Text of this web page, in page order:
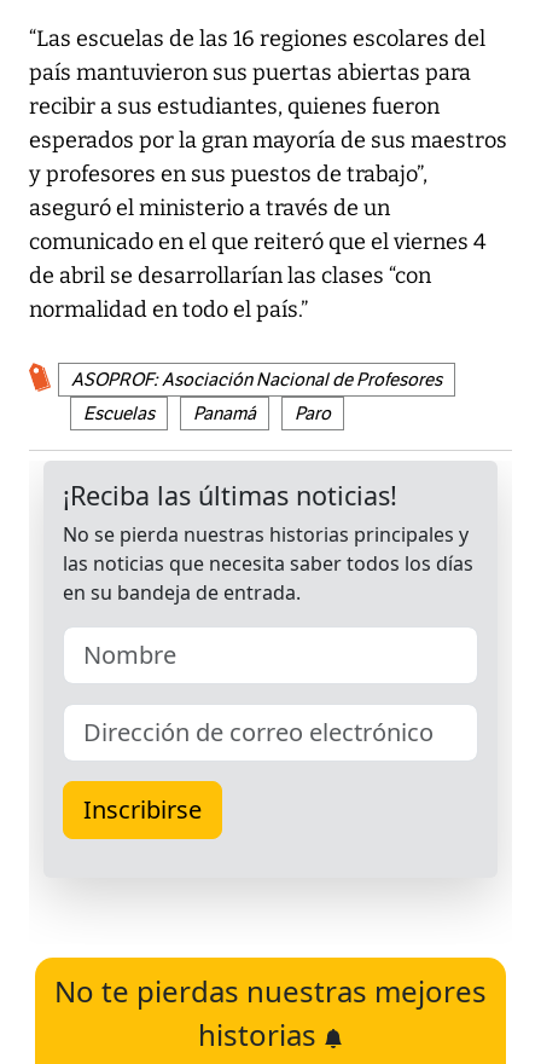
“Las escuelas de las 16 regiones escolares del
país mantuvieron sus puertas abiertas para
recibir a sus estudiantes, quienes fueron
esperados por la gran mayoría de sus maestros
y profesores en sus puestos de trabajo”,
aseguró el ministerio a través de un
comunicado en el que reiteró que el viernes 4
de abril se desarrollarían las clases “con
normalidad en todo el país.”
ASOPROF: Asociación Nacional de Profesores
Escuelas
Panamá Paro
No te pierdas nuestras mejores
historias